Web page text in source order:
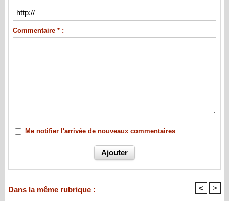
Commentaire * :
Me notifier l'arrivée de nouveaux commentaires
Dans la même rubrique : < >